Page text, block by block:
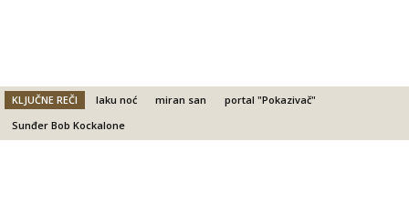
KLJUČNE REČI laku noć miran san
portal "Pokazivač"
Sunđer Bob Kockalone